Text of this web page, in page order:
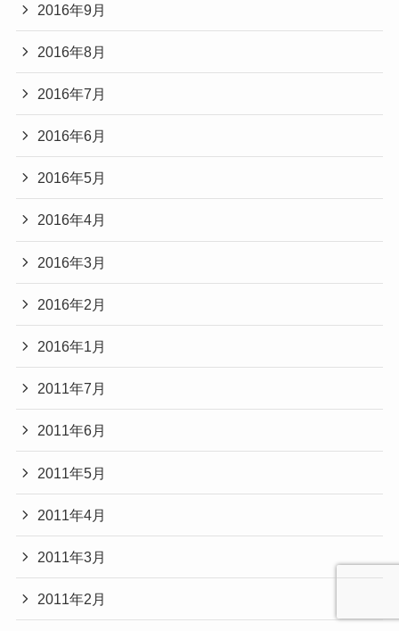
2016年9月
2016年8月
2016年7月
2016年6月
2016年5月
2016年4月
2016年3月
2016年2月
2016年1月
2011年7月
2011年6月
2011年5月
2011年4月
2011年3月
2011年2月